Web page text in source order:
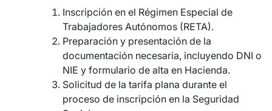
Inscripción en el Régimen Especial de
Trabajadores Autónomos (RETA).
Preparación y presentación de la
documentación necesaria, incluyendo DNI o
NIE y formulario de alta en Hacienda.
Solicitud de la tarifa plana durante el
proceso de inscripción en la Seguridad